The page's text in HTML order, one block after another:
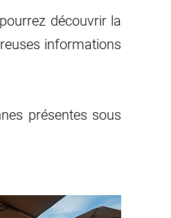
découvrir la
informations
présentes sous